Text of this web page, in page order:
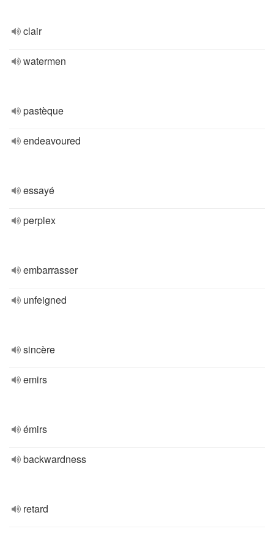
clair
watermen
pastèque
endeavoured
essayé
perplex
embarrasser
unfeigned
sincère
emirs
émirs
backwardness
retard